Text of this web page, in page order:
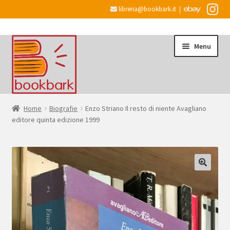
libreria@bookbark.it |
Vai
alla
navigazione
Vai
al
contenuto
Menu
Home
il
menu
child
Desiderata
Checkout
Account
Espandi
il
Home Biografie
Enzo Striano Il resto di niente Avagliano
editore quinta edizione 1999